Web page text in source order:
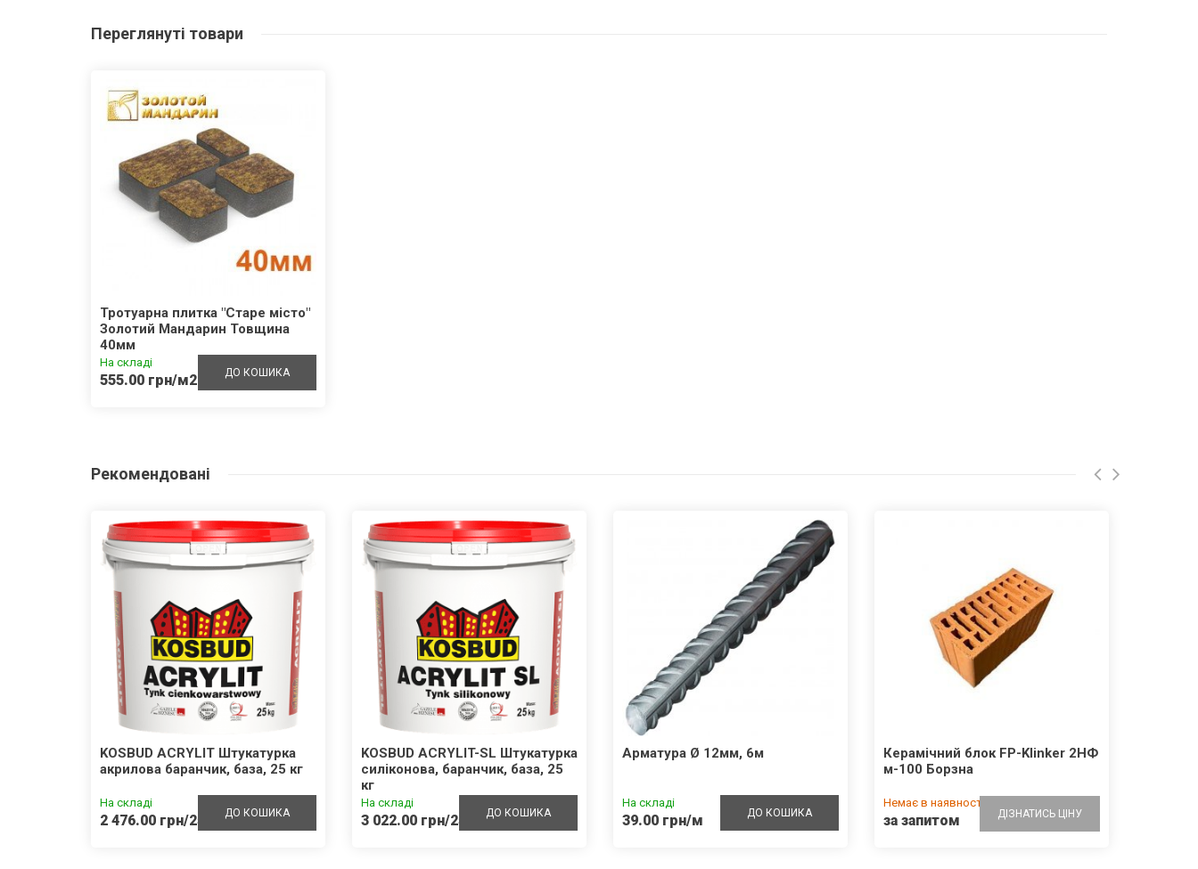
Переглянуті товари
Тротуарна плитка "Старе місто"
Золотий Мандарин Товщина
40мм
На складі
555.00 грн/м2 ДО КОШИКА
Рекомендовані
KOSBUD ACRYLIT Штукатурка
акрилова баранчик, база, 25 кг
На складі
2 476.00 грн/25кг ДО КОШИКА
KOSBUD ACRYLIT-SL Штукатурка
силіконова, баранчик, база, 25
кг
На складі
3 022.00 грн/25кг ДО КОШИКА
Арматура Ø 12мм, 6м
На складі
39.00 грн/м ДО КОШИКА
Керамічний блок FP-Klinker 2НФ
м-100 Борзна
Немає в наявності
за запитом ДІЗНАТИСЬ ЦІНУ